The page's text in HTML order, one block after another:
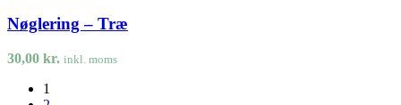
Nøglering – Træ
30,00 kr. inkl. moms
1